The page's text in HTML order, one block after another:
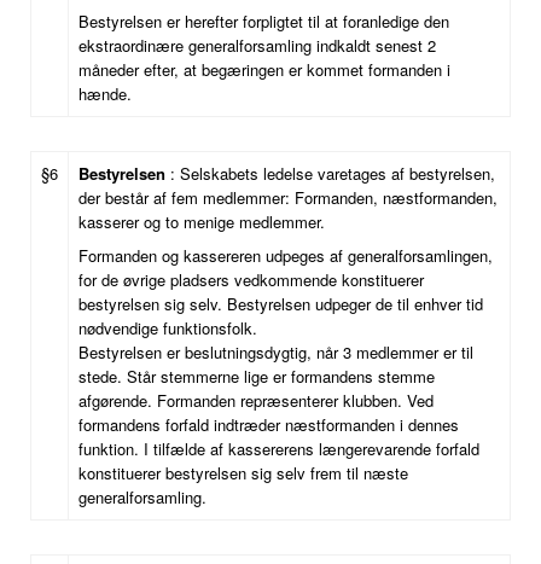
Bestyrelsen er herefter forpligtet til at foranledige den
ekstraordinære generalforsamling indkaldt senest 2
måneder efter, at begæringen er kommet formanden i
hænde.
§6 Bestyrelsen : Selskabets ledelse varetages af bestyrelsen,
der består af fem medlemmer: Formanden, næstformanden,
kasserer og to menige medlemmer.
Formanden og kassereren udpeges af generalforsamlingen,
for de øvrige pladsers vedkommende konstituerer
bestyrelsen sig selv. Bestyrelsen udpeger de til enhver tid
nødvendige funktionsfolk.
Bestyrelsen er beslutningsdygtig, når 3 medlemmer er til
stede. Står stemmerne lige er formandens stemme
afgørende. Formanden repræsenterer klubben. Ved
formandens forfald indtræder næstformanden i dennes
funktion. I tilfælde af kassererens længerevarende forfald
konstituerer bestyrelsen sig selv frem til næste
generalforsamling.